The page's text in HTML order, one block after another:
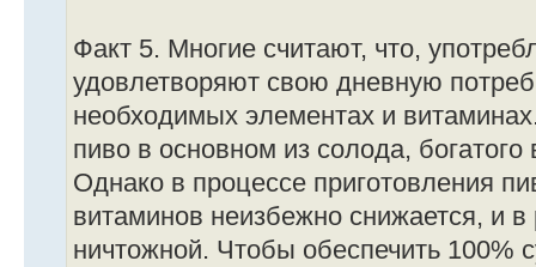
Факт 5. Многие считают, что,
удовлетворяют свою дневную
необходимых элементах и
пиво в основном из солода,
Однако в процессе приготовления
витаминов неизбежно снижается, и в
ничтожной. Чтобы обеспечить 100%